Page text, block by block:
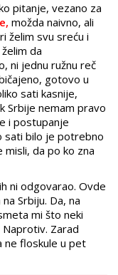
pitanje, vezano za
možda naivno, ali
želim svu sreću i
da
ni jednu ružnu reč
gotovo u
sati kasnije,
Srbije nemam pravo
i postupanje
sati bilo je potrebno
da po ko zna
ni odgovarao. Ovde
Srbiju. Da, na
mi što neki
Zarad
ne floskule u pet